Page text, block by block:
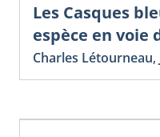
Les Casques
espèce en voie
Charles Létourneau,